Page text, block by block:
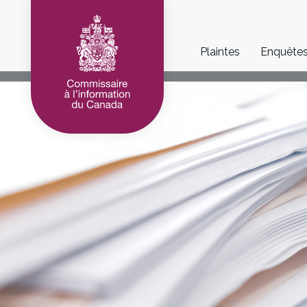
Main
navigation
Plaintes Enquêtes